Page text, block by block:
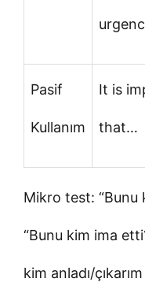
Pasif
Kullanım
It is
that…
Mikro test: “Bunu
“Bunu kim ima
kim anladı/